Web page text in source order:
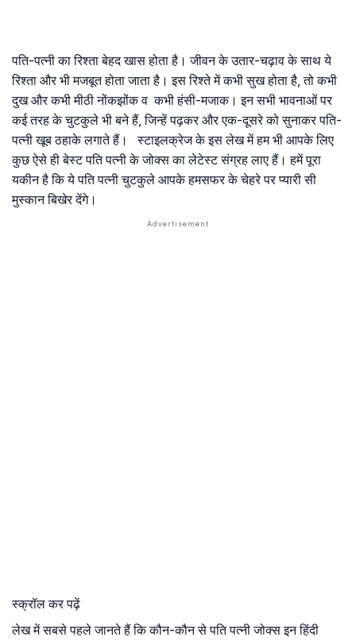
पति-पत्नी का रिश्ता बेहद खास होता है। जीवन के उतार-चढ़ाव के साथ ये
रिश्ता और भी मजबूत होता जाता है। इस रिश्ते में कभी सुख होता है, तो कभी
दुख और कभी मीठी नोंकझोंक व कभी हंसी-मजाक। इन सभी भावनाओं पर
कई तरह के चुटकुले भी बने हैं, जिन्हें पढ़कर और एक-दूसरे को सुनाकर पति-
पत्नी खूब ठहाके लगाते हैं। स्टाइलक्रेज के इस लेख में हम भी आपके लिए
कुछ ऐसे ही बेस्ट पति पत्नी के जोक्स का लेटेस्ट संग्रह लाए हैं। हमें पूरा
यकीन है कि ये पति पत्नी चुटकुले आपके हमसफर के चेहरे पर प्यारी सी
मुस्कान बिखेर देंगे।
स्क्रॉल कर पढ़ें
लेख में सबसे पहले जानते हैं कि कौन-कौन से पति पत्नी जोक्स इन हिंदी